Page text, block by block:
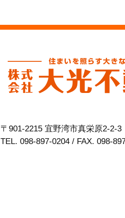
〒901-2215 宜野湾市真栄原2-2-3
TEL. 098-897-0204 / FAX. 098-